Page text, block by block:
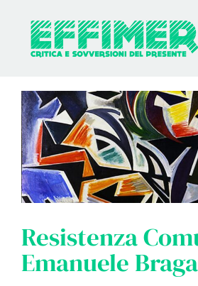
contenuto
Resistenza
Emanuele Braga